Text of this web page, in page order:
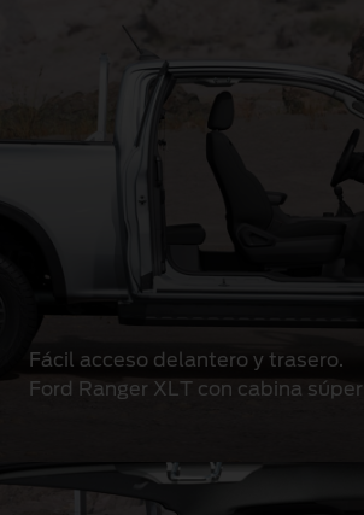
Fácil acceso delantero y trasero.
Ford Ranger XLT con cabina súper